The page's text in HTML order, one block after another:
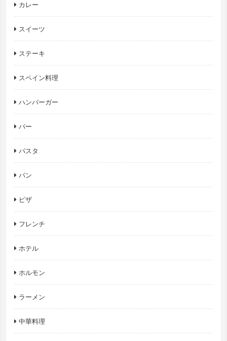
カレー
スイーツ
ステーキ
スペイン料理
ハンバーガー
バー
パスタ
パン
ピザ
フレンチ
ホテル
ホルモン
ラーメン
中華料理